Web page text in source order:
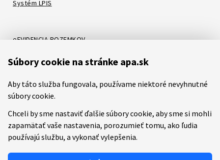
Súbory cookie na stránke apa.sk
Aby táto služba fungovala, používame niektoré nevyhnutné
súbory cookie.
Chceli by sme nastaviť ďalšie súbory cookie, aby sme si mohli
zapamätať vaše nastavenia, porozumieť tomu, ako ľudia
používajú službu, a vykonať vylepšenia.
Systém LPIS
eEVIDENCIA POZEMKOV
Systém LORI
Systém ITMS
Etický kódex Mapa stránok RSS Youtube Facebook
Predchádzajúca verzia stránky